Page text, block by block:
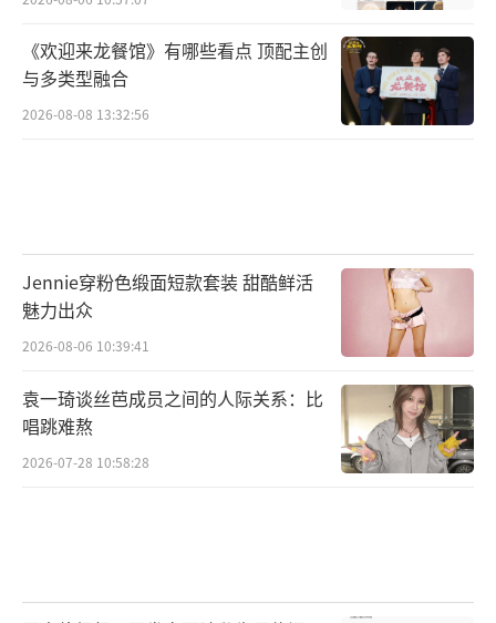
《欢迎来龙餐馆》有哪些看点 顶配主创
与多类型融合
2026-08-08 13:32:56
Jennie穿粉色缎面短款套装 甜酷鲜活
魅力出众
2026-08-06 10:39:41
袁一琦谈丝芭成员之间的人际关系：比
唱跳难熬
2026-07-28 10:58:28